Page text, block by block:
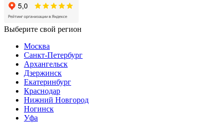
Выберите свой регион
Москва
Санкт-Петербург
Архангельск
Дзержинск
Екатеринбург
Краснодар
Нижний Новгород
Ногинск
Уфа